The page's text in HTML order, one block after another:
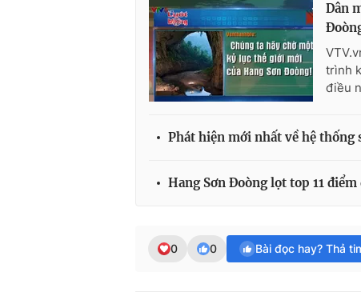
Dân
trình
điều
Phát hiện mới nhất về hệ thống
Hang Sơn Đoòng lọt top 11
0 0 Bài đọc hay? Thả